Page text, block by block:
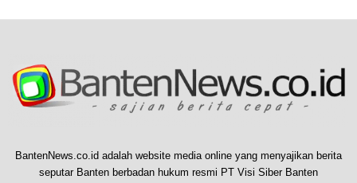
BantenNews.co.id adalah website media online yang menyajikan berita
seputar Banten berbadan hukum resmi PT Visi Siber Banten